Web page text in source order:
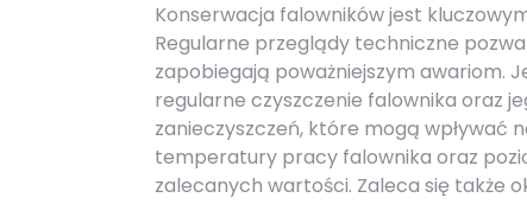
Konserwacja falowników jest
Regularne przeglądy techniczne
zapobiegają poważniejszym awariom.
regularne czyszczenie falownika oraz
zanieczyszczeń, które mogą wpływać
temperatury pracy falownika oraz
zalecanych wartości. Zaleca się także